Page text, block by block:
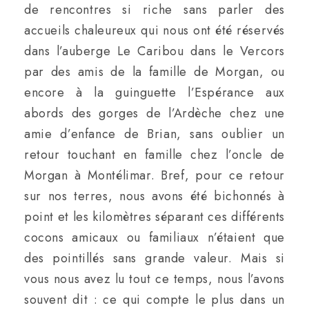
de rencontres si riche sans parler des
accueils chaleureux qui nous ont été réservés
dans l’auberge Le Caribou dans le Vercors
par des amis de la famille de Morgan, ou
encore à la guinguette l’Espérance aux
abords des gorges de l’Ardèche chez une
amie d’enfance de Brian, sans oublier un
retour touchant en famille chez l’oncle de
Morgan à Montélimar. Bref, pour ce retour
sur nos terres, nous avons été bichonnés à
point et les kilomètres séparant ces différents
cocons amicaux ou familiaux n’étaient que
des pointillés sans grande valeur. Mais si
vous nous avez lu tout ce temps, nous l’avons
souvent dit : ce qui compte le plus dans un